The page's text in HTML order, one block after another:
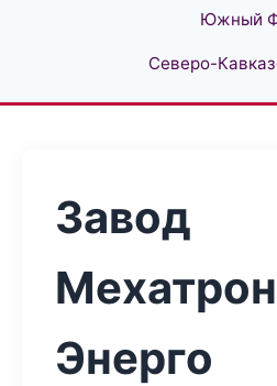
Южный
Северо-
Завод
Энерго